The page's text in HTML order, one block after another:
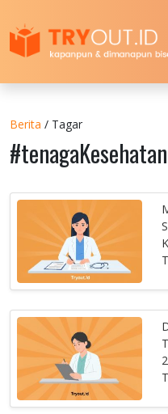
Berita / Tagar
#tenagaKesehatan